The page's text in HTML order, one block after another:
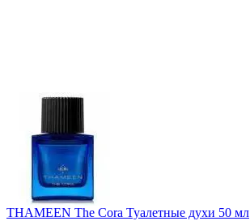
THAMEEN The Cora Туалетные духи 50 мл